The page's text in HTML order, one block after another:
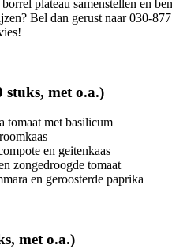
plateau samenstellen en
Bel dan gerust naar 030-
stuks, met o.a.)
tomaat met basilicum
en geitenkaas
zongedroogde tomaat
en geroosterde paprika
met o.a.)